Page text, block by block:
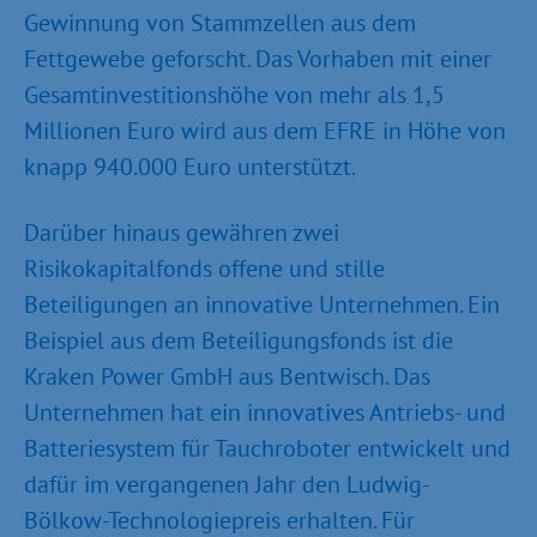
Gewinnung von Stammzellen aus dem
Fettgewebe geforscht. Das Vorhaben mit einer
Gesamtinvestitionshöhe von mehr als 1,5
Millionen Euro wird aus dem EFRE in Höhe von
knapp 940.000 Euro unterstützt.
Darüber hinaus gewähren zwei
Risikokapitalfonds offene und stille
Beteiligungen an innovative Unternehmen. Ein
Beispiel aus dem Beteiligungsfonds ist die
Kraken Power GmbH aus Bentwisch. Das
Unternehmen hat ein innovatives Antriebs- und
Batteriesystem für Tauchroboter entwickelt und
dafür im vergangenen Jahr den Ludwig-
Bölkow-Technologiepreis erhalten. Für